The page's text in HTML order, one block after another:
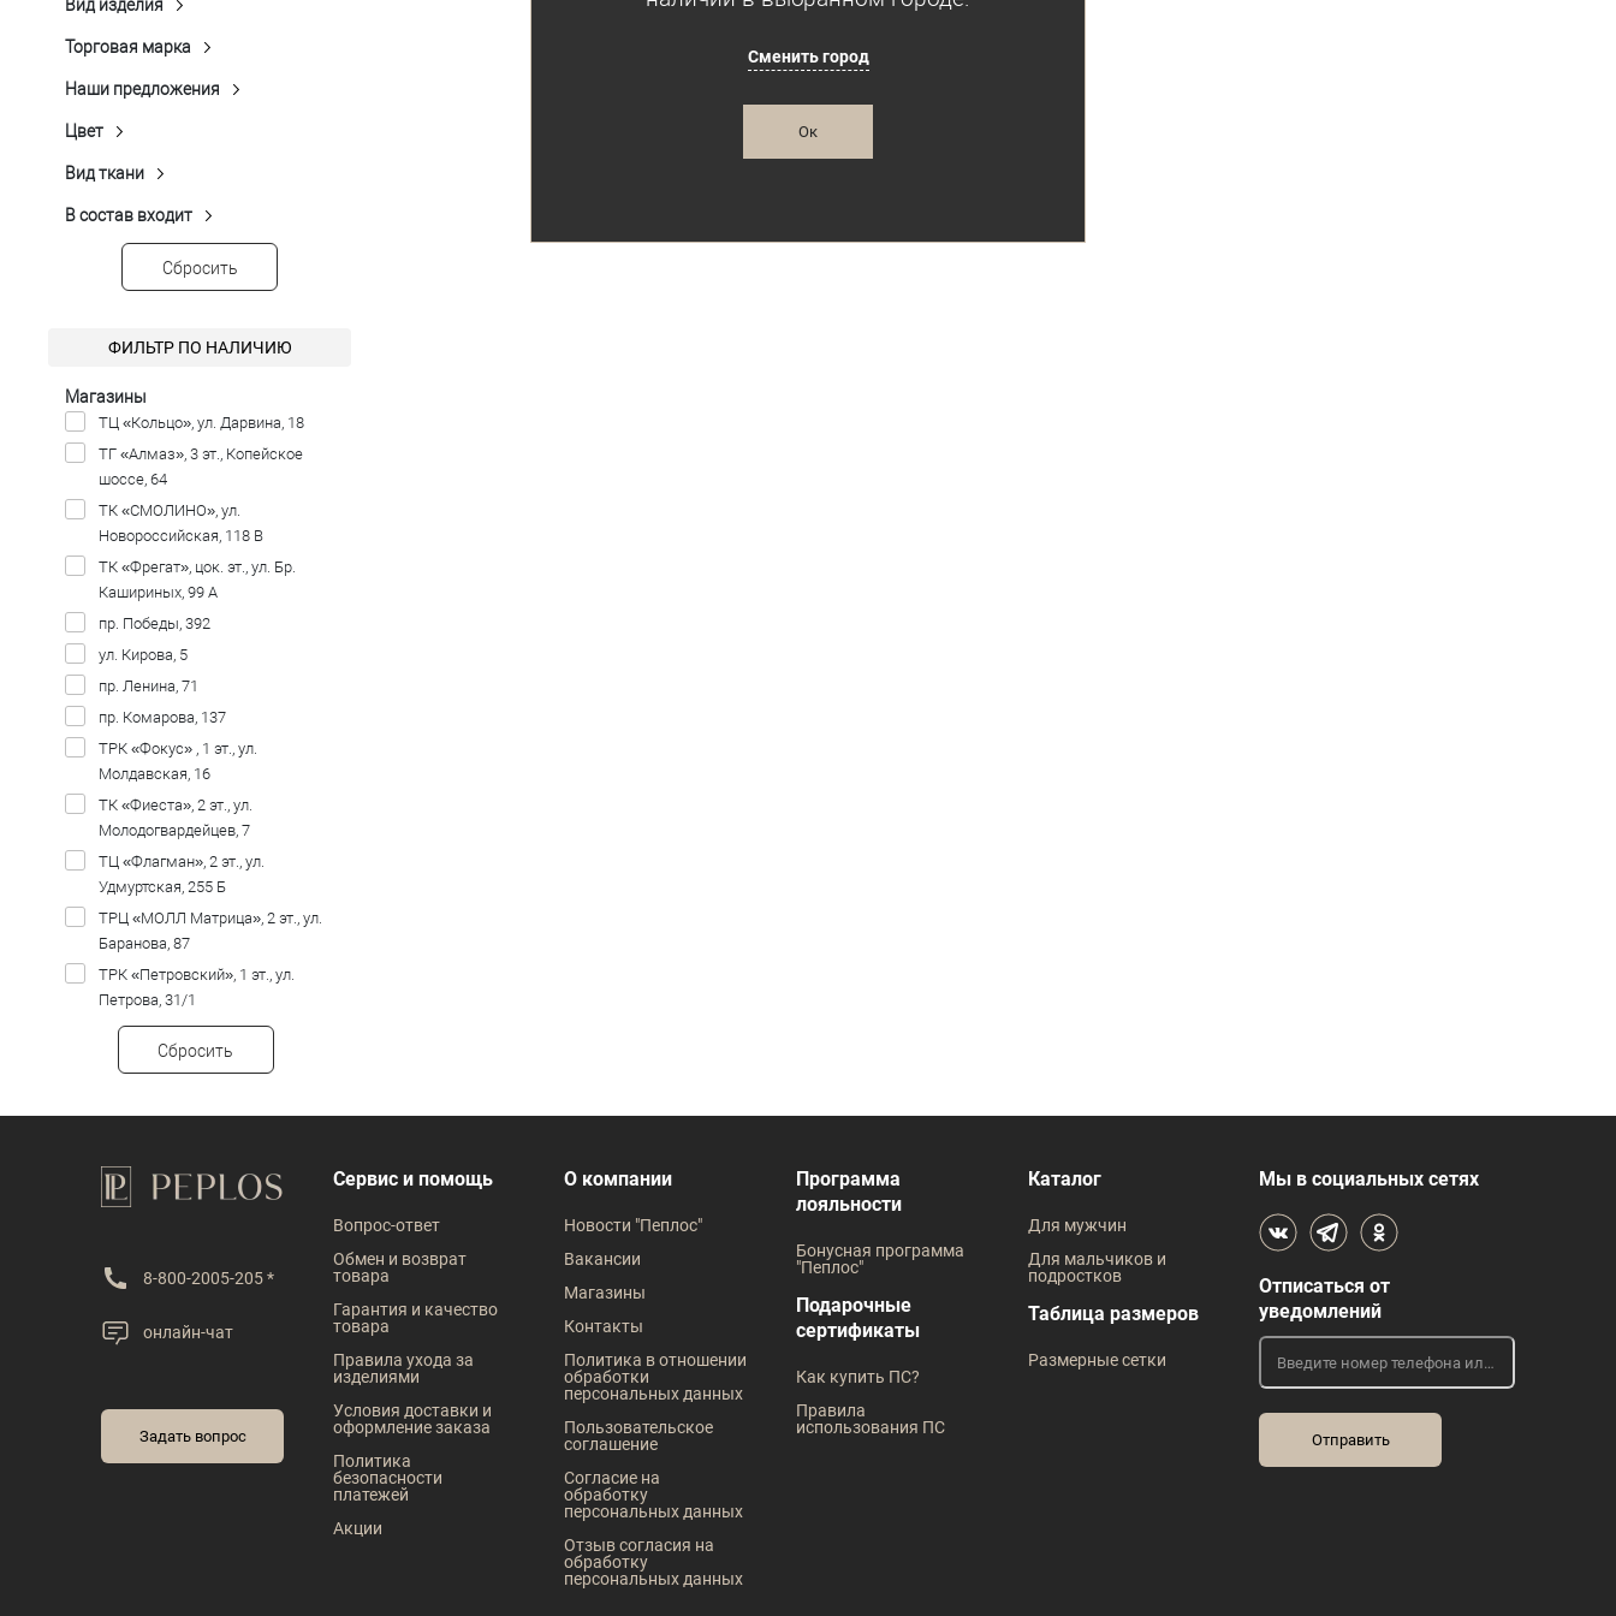
Сменить город
Ок
Вид изделия
Жилет(24)
Торговая марка
Claudio Verdi (1)
Peplos(23)
Наши предложения
Распродажа(18)
ЦветГолубой
Синий (7)
(6)
Вид ткани
Трикотажный
В состав входит
Вискоза(24)
Лен
Полиэстер(24)
Шерсть(1)
Сбросить
ФИЛЬТР ПО НАЛИЧИЮ
Магазины
ТЦ «Кольцо», ул. Дарвина, 18
ТГ «Алмаз», 3 эт., Копейское
шоссе, 64
ТК «СМОЛИНО», ул.
Новороссийская, 118 В
ТК «Фрегат», цок. эт., ул. Бр.
Кашириных, 99 А
пр. Победы, 392
ул. Кирова, 5
пр. Ленина, 71
пр. Комарова, 137
ТРК «Фокус» , 1 эт., ул.
Молдавская, 16
ТК «Фиеста», 2 эт., ул.
Молодогвардейцев, 7
ТЦ «Флагман», 2 эт., ул.
Удмуртская, 255 Б
ТРЦ «МОЛЛ Матрица», 2 эт., ул.
Баранова, 87
ТРК «Петровский», 1 эт., ул.
Петрова, 31/1
Сбросить
8-800-2005-205 *
онлайн-чат
Задать вопрос
Сервис и помощь
Вопрос-ответ
Обмен и возврат
товара
Гарантия и качество
товара
Правила ухода за
изделиями
Условия доставки и
оформление заказа
Политика
безопасности
платежей
Акции
О компании
Новости "Пеплос"
Вакансии
Магазины
Контакты
Политика в отношении
обработки
персональных данных
Пользовательское
соглашение
Согласие на
обработку
персональных данных
Отзыв согласия на
обработку
персональных данных
Программа
лояльности
Бонусная программа
"Пеплос"
Подарочные
сертификаты
Как купить ПС?
Правила
использования ПС
Каталог
Для мужчин
Для мальчиков и
подростков
Таблица размеров
Размерные сетки
Мы в социальных сетях
Отписаться от
уведомлений